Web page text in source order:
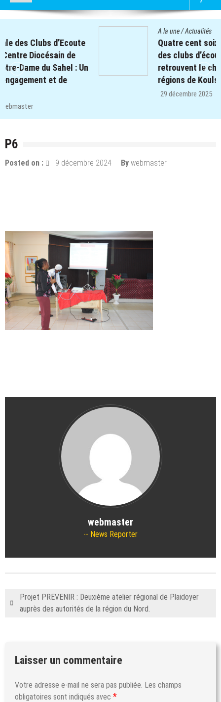
Quatre cent soixante-deux (462) enfants
des clubs d’écoute du projet REPERE
retrouvent le chemin de l’école dans les
régions de Koulsé et de Yaadga.
webmaster
P6
Posted on : 9 décembre 2024 By webmaster
webmaster
News Reporter
Projet PREVENIR : Deuxième atelier régional de Plaidoyer
auprès des autorités de la région du Nord.
Laisser un commentaire
Votre adresse e-mail ne sera pas publiée. Les champs
obligatoires sont indiqués avec *